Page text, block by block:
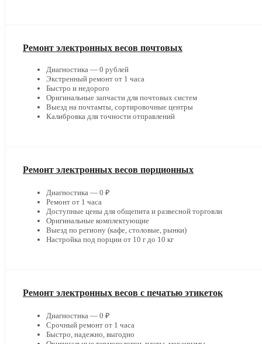
Ремонт электронных весов почтовых
Диагностика — 0 рублей
Экстренный ремонт от 1 часа
Быстро и недорого
Оригинальные запчасти для почтовых систем
Выезд на почтамты, сортировочные центры
Калибровка для точности отправлений
Ремонт электронных весов порционных
Диагностика — 0 ₽
Ремонт от 1 часа
Доступные цены для общепита и развесной торговли
Оригинальные комплектующие
Выезд по региону (кафе, столовые, рынки)
Настройка под порции от 10 г до 10 кг
Ремонт электронных весов с печатью этикеток
Диагностика — 0 ₽
Срочный ремонт от 1 часа
Быстро, надежно, выгодно